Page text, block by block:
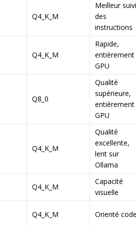
Q4_K_M
Meilleur suivi
des
instructions
Q4_K_M
Rapide,
entièrement
GPU
Q8_0
Qualité
supérieure,
entièrement
GPU
Q4_K_M
Qualité
excellente,
lent sur
Ollama
Q4_K_M
Capacité
visuelle
Q4_K_M Orienté